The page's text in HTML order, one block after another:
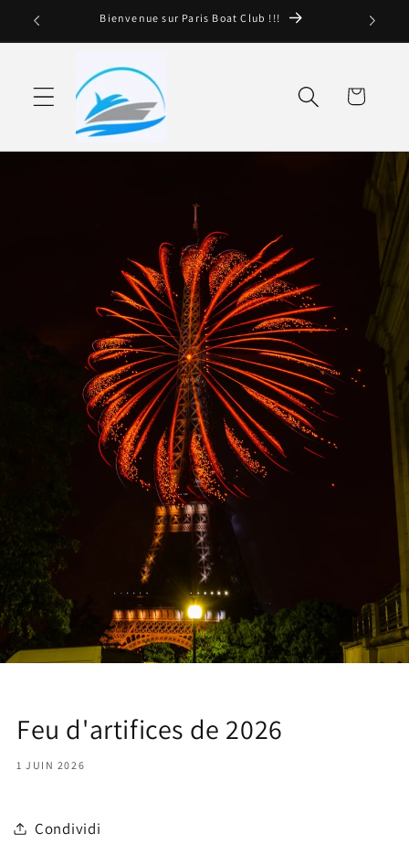
passare al
contenuto
Bienvenue sur Paris Boat Club !!!
Cestino
Feu d'artifices de 2026
1 JUIN 2026
Condividi